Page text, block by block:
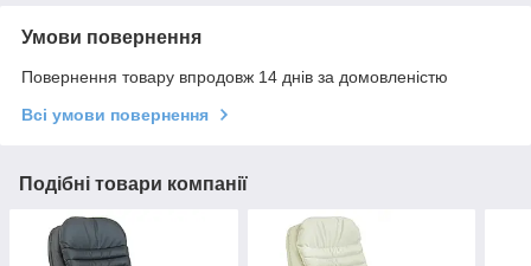
Умови повернення
Повернення товару впродовж 14 днів за домовленістю
Всі умови повернення
Подібні товари компанії